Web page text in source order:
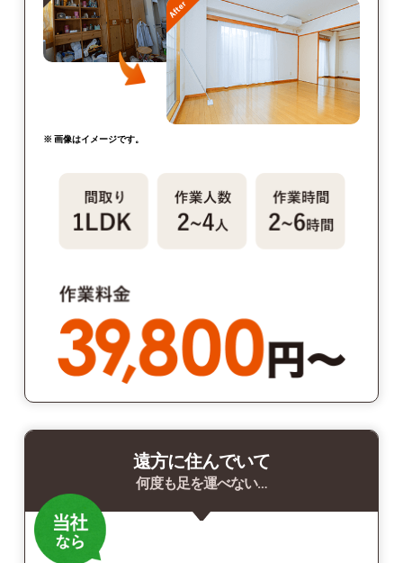
※ 画像はイメージです。
遠方に住んでいて
何度も足を運べない…